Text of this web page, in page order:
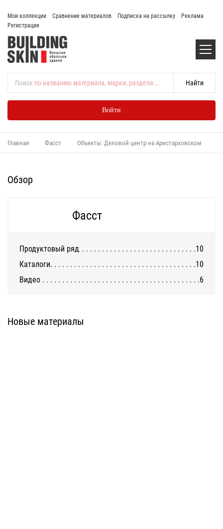
Мои коллекции Сравнение материалов Подписка на рассылку
Реклама
Регистрация
Поиск по названию материала, марки, раздела...
Войти
Главная Фасст Объекты: Деловой центр на Аристарховском
Обзор
Фасст
Продуктовый ряд
10
Каталоги
10
Видео
6
Новые материалы